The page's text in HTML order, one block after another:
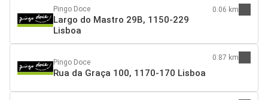
Pingo Doce
Largo do Mastro 29B, 1150-229
Lisboa
0.06 km
Pingo Doce
Rua da Graça 100, 1170-170 Lisboa
0.87 km